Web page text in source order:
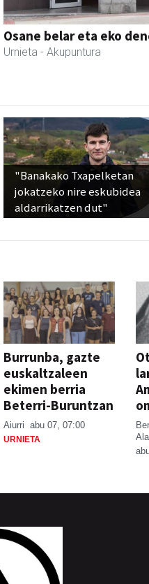
Osane belar eta eko
Urnieta - Akupuntura
"Banakako Txapelketan
jokatzeko nire eskubidea
aldarrikatzen dut"
Burrunba, gazte
euskaltzaleen
ekimen berria
Beterri-Buruntzan
Aiurri abu 07, 07:00
URNIETA